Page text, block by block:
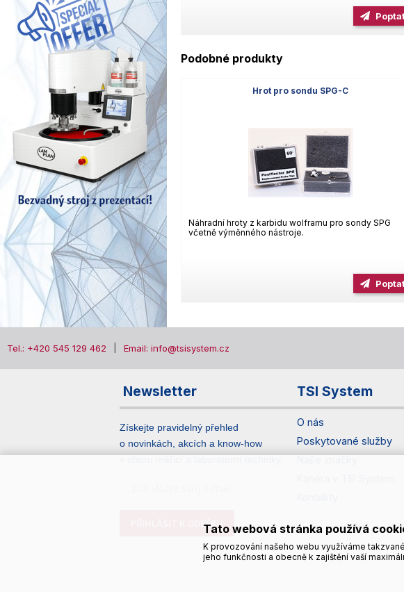
Podobné produkty
Hrot pro sondu SPG-C
Náhradní hroty z karbidu wolframu pro sondy SPG
včetně výměnného nástroje.
Tel.: +420 545 129 462 Email: info@tsisystem.cz
Newsletter
Získejte pravidelný přehled
o novinkách, akcích a know-how
PŘIHLÁSIT K ODBĚRU
TSI System
O nás
Poskytované služby
Tato webová stránka používá
K provozování našeho webu využíváme
jeho funkčnosti a obecně k zajištění vaší